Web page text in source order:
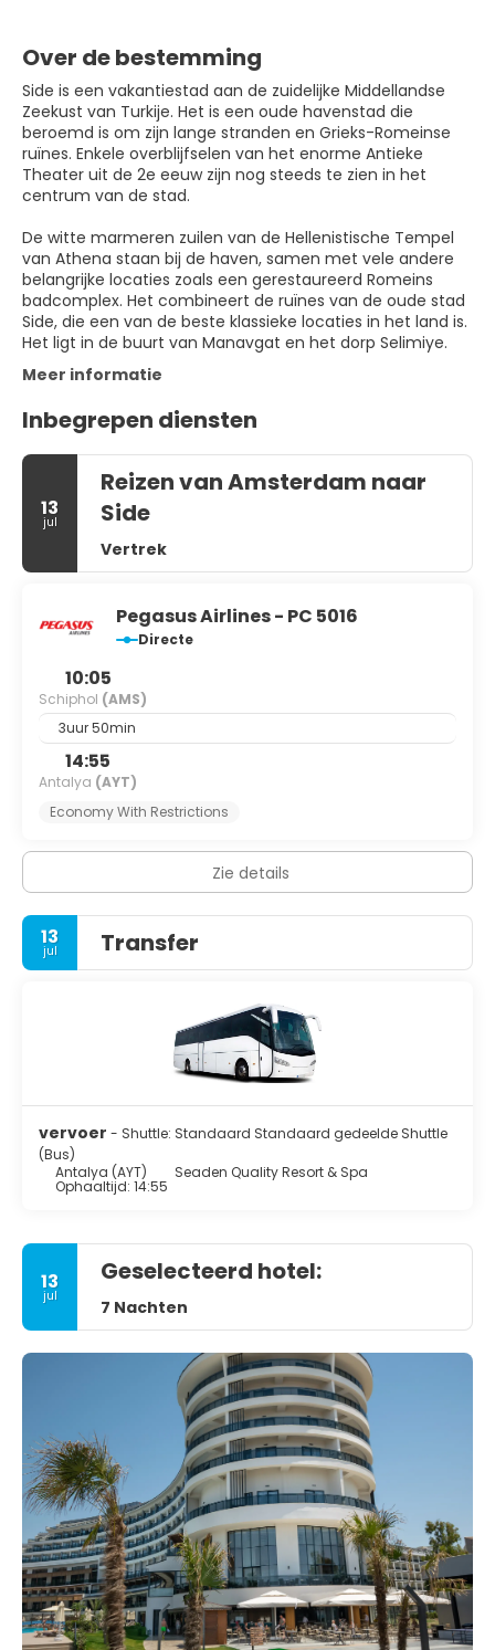
Over de bestemming
Side is een vakantiestad aan de zuidelijke Middellandse
Zeekust van Turkije. Het is een oude havenstad die
beroemd is om zijn lange stranden en Grieks-Romeinse
ruïnes. Enkele overblijfselen van het enorme Antieke
Theater uit de 2e eeuw zijn nog steeds te zien in het
centrum van de stad.
De witte marmeren zuilen van de Hellenistische Tempel
van Athena staan ​​bij de haven, samen met vele andere
belangrijke locaties zoals een gerestaureerd Romeins
badcomplex. Het combineert de ruïnes van de oude stad
Side, die een van de beste klassieke locaties in het land is.
Het ligt in de buurt van Manavgat en het dorp Selimiye.
Meer informatie
Inbegrepen diensten
13
jul
Reizen van Amsterdam naar
Side
Vertrek
Pegasus Airlines - PC 5016
Directe
10:05
Schiphol (AMS)
3uur 50min
14:55
Antalya (AYT)
Economy With Restrictions
Zie details
13
jul Transfer
vervoer - Shuttle: Standaard Standaard gedeelde Shuttle
(Bus)
Antalya (AYT)
Seaden Quality Resort & Spa
Ophaaltijd: 14:55
13
jul
Geselecteerd hotel:
7 Nachten